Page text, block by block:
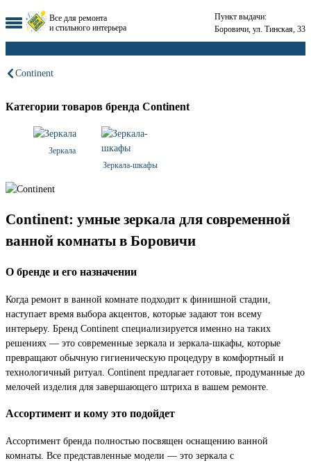
Все для ремонта
и стильного интерьера
Пункт выдачи:
Боровичи, ул. Тинская, 33
Continent
Категории товаров бренда Continent
Зеркала
Зеркала-шкафы
Continent: умные зеркала для современной
ванной комнаты в Боровичи
О бренде и его назначении
Когда ремонт в ванной комнате подходит к финишной стадии,
наступает время выбора акцентов, которые задают тон всему
интерьеру. Бренд Continent специализируется именно на таких
решениях — это современные зеркала и зеркала-шкафы, которые
превращают обычную гигиеническую процедуру в комфортный и
технологичный ритуал. Continent предлагает готовые, продуманные до
мелочей изделия для завершающего штриха в вашем ремонте.
Ассортимент и кому это подойдет
Ассортимент бренда полностью посвящен оснащению ванной
комнаты. Все представленные модели — это зеркала с